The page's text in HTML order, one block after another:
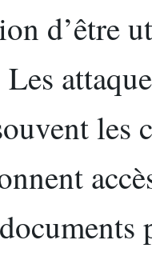
d’être
les